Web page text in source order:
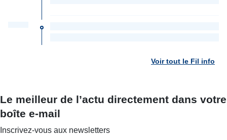
Voir tout le Fil info
Le meilleur de l’actu directement dans votre
boîte e-mail
Inscrivez-vous aux newsletters